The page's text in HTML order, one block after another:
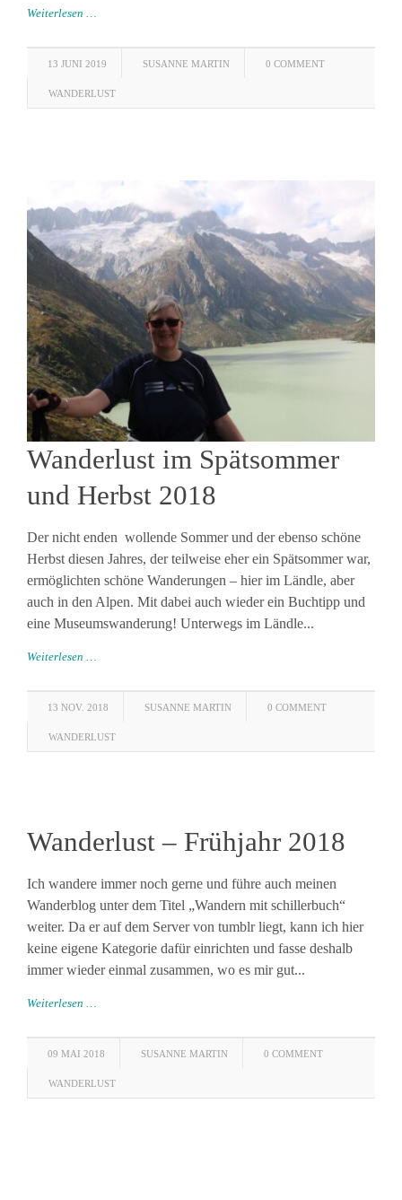
Weiterlesen …
13 JUNI 2019 SUSANNE MARTIN 0 COMMENT
WANDERLUST
Wanderlust im Spätsommer
und Herbst 2018
Der nicht enden wollende Sommer und der ebenso schöne
Herbst diesen Jahres, der teilweise eher ein Spätsommer war,
ermöglichten schöne Wanderungen – hier im Ländle, aber
auch in den Alpen. Mit dabei auch wieder ein Buchtipp und
eine Museumswanderung! Unterwegs im Ländle...
Weiterlesen …
13 NOV. 2018 SUSANNE MARTIN 0 COMMENT
WANDERLUST
Wanderlust – Frühjahr 2018
Ich wandere immer noch gerne und führe auch meinen
Wanderblog unter dem Titel „Wandern mit schillerbuch“
weiter. Da er auf dem Server von tumblr liegt, kann ich hier
keine eigene Kategorie dafür einrichten und fasse deshalb
immer wieder einmal zusammen, wo es mir gut...
Weiterlesen …
09 MAI 2018 SUSANNE MARTIN 0 COMMENT
WANDERLUST